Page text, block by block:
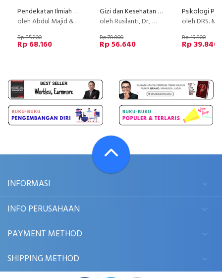
Pendekatan Ilmiah Dalam Implementasi Kurikulum 2013
oleh Abdul Majid & Chaerul Rochman
Rp 85.200
Rp 68.160
Gizi dan Kesehatan Anak Prasekolah
oleh Rusilanti, Dr., M.Si., dkk.
Rp 70.800
Rp 56.640
oleh DRS. M. Ngalim
Rp 49.800
Rp 39.840
INFORMASI
INFO PERUSAHAAN
PAYMENT METHOD
SHIPPING METHOD